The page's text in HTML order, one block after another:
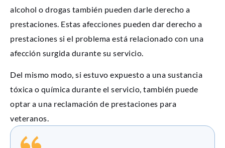
alcohol o drogas también pueden darle derecho a
prestaciones. Estas afecciones pueden dar derecho a
prestaciones si el problema está relacionado con una
afección surgida durante su servicio.
Del mismo modo, si estuvo expuesto a una sustancia
tóxica o química durante el servicio, también puede
optar a una reclamación de prestaciones para
veteranos.